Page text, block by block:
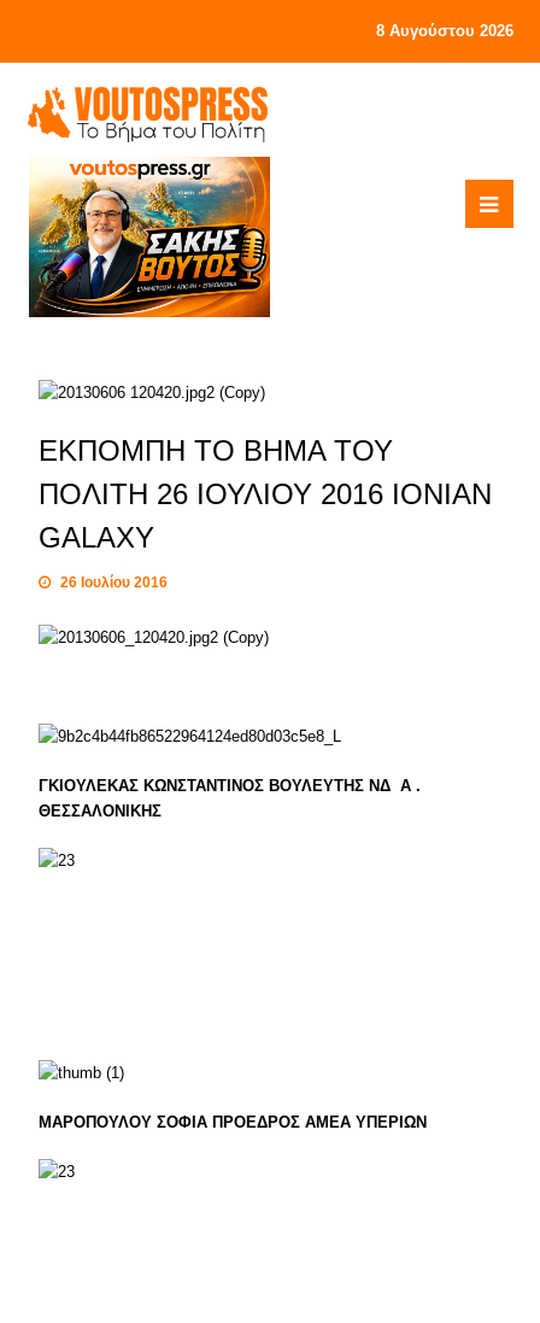
8 Αυγούστου 2026
ΕΚΠΟΜΠΗ ΤΟ ΒΗΜΑ ΤΟΥ
ΠΟΛΙΤΗ 26 ΙΟΥΛΙΟΥ 2016 IONIAN
GALAXY
26 Ιουλίου 2016
ΓΚΙΟΥΛΕΚΑΣ ΚΩΝΣΤΑΝΤΙΝΟΣ ΒΟΥΛΕΥΤΗΣ ΝΔ Α .
ΘΕΣΣΑΛΟΝΙΚΗΣ
ΜΑΡΟΠΟΥΛΟΥ ΣΟΦΙΑ ΠΡΟΕΔΡΟΣ ΑΜΕΑ ΥΠΕΡΙΩΝ